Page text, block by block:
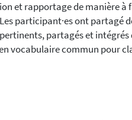
et rapportage de manière à
participant·es ont partagé
partagés et intégrés
vocabulaire commun pour